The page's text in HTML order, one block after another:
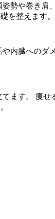
勢や巻き肩
を整えます。
内臓へのダ
ます。 痩せ